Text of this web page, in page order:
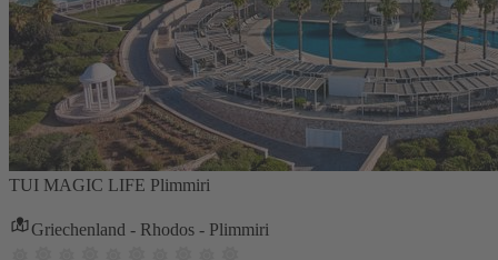
TUI MAGIC LIFE Plimmiri
Griechenland - Rhodos - Plimmiri